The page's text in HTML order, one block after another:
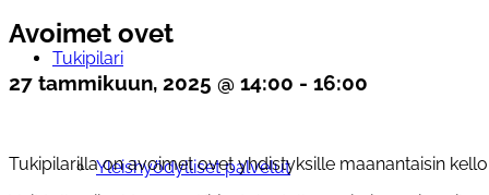
Tukipilari
Yleishyödylliset palvelut
Avoimet ovet
27 tammikuun, 2025 @ 14:00 - 16:00
Tukipilarilla on avoimet ovet yhdistyksille maanantaisin kello